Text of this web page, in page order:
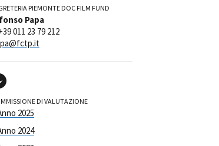
profilo
e Lavoro
per
PIEMONTE DOC FILM FUND
Papa
011 23 79 212
DI VALUTAZIONE
2025
2024